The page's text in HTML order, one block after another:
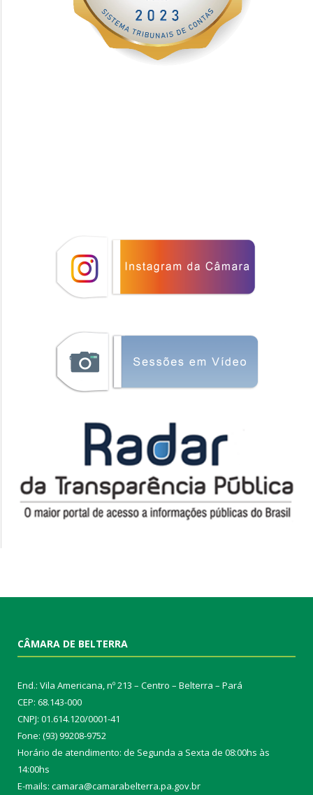
CÂMARA DE BELTERRA
End.: Vila Americana, nº 213 – Centro – Belterra – Pará
CEP: 68.143-000
CNPJ: 01.614.120/0001-41
Fone: (93) 99208-9752
Horário de atendimento: de Segunda a Sexta de 08:00hs às
14:00hs
E-mails: camara@camarabelterra.pa.gov.br